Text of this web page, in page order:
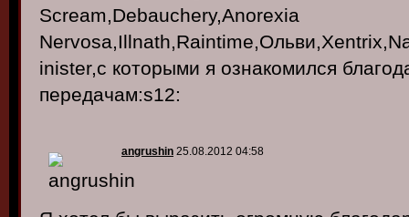
Scream,Debauchery,Anorexia
inister,с которыми я ознакомился
передачам:s12:
angrushin 25.08.2012 04:58